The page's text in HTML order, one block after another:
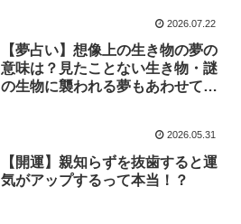
2026.07.22
【夢占い】想像上の生き物の夢の
意味は？見たことない生き物・謎
の生物に襲われる夢もあわせて解
2026.05.31
【開運】親知らずを抜歯すると運
気がアップするって本当！？